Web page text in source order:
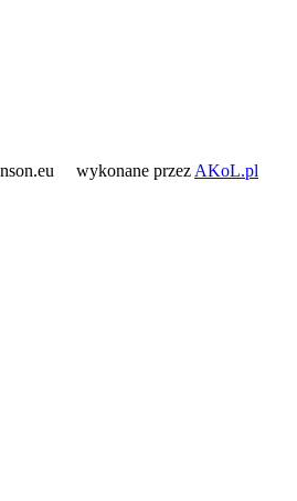
wykonane przez AKoL.pl